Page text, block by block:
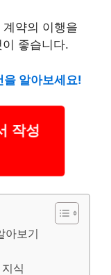
약의 이행을
좋습니다.
알아보세요!
작성
아보기
식